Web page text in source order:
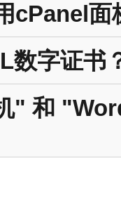
cPanel面
数字证书
" 和